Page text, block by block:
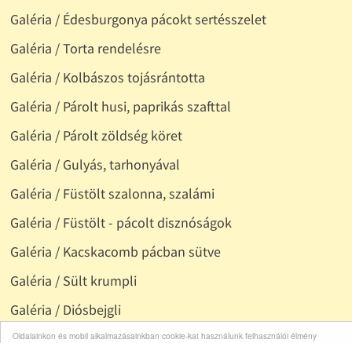
Oldalainkon és mobil alkalmazásainkban cookie-kat használunk felhasználói élmény
Galéria / Édesburgonya pácokt sertésszelet
Galéria / Torta rendelésre
Galéria / Kolbászos tojásrántotta
Galéria / Párolt husi, paprikás szafttal
Galéria / Párolt zöldség köret
Galéria / Gulyás, tarhonyával
Galéria / Füstölt szalonna, szalámi
Galéria / Füstölt - pácolt disznóságok
Galéria / Kacskacomb pácban sütve
Galéria / Sült krumpli
Galéria / Diósbejgli
Galéria / Vegyes zöldség, köretnek is jó